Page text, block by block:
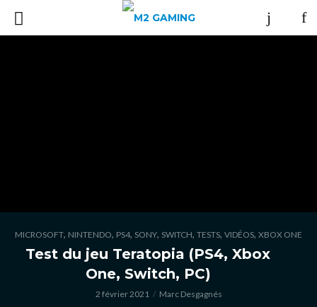
MICROSOFT, NINTENDO, PS4, SONY, SWITCH, TESTS, VIDÉOS, XBOX ONE
Test du jeu Teratopia (PS4, Xbox
One, Switch, PC)
2 février 2021 Marc Desgagnés